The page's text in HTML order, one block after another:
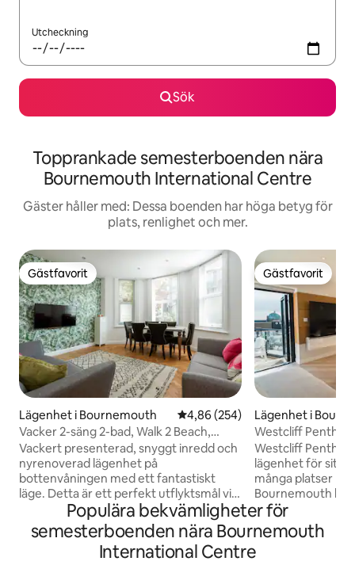
Utcheckning
Sök
Topprankade semesterboenden nära
Bournemouth International Centre
Gäster håller med: Dessa boenden har höga betyg för
plats, renlighet och mer.
Gästfavorit
Gästfavorit
Lägenhet i Bournemouth 4,86 av 5 i genomsnittligt
4,86 (254)
Vacker 2-säng 2-bad, Walk 2 Beach,
Gratis parkering
Vackert presenterad, snyggt inredd och
nyrenoverad lägenhet på
bottenvåningen med ett fantastiskt
läge. Detta är ett perfekt utflyktsmål vid
kusten för par eller unga familjer.
Lägenheten ligger bara en kort
promenad till stranden, BIC,
Bournemouth piren och många
Gästfavorit
Gästfavorit
Lägenhet i
Westcliff
Westcliff
lägenhet för sitt
många platser
Bournemouth
från balkongen
sovrumsfönstren
stenar och
Sandbanks
Populära bekvämligheter för
semesterboenden nära Bournemouth
International Centre